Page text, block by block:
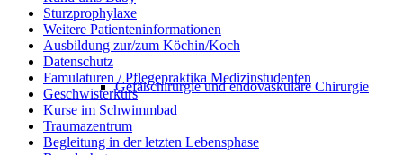
Gefäßchirurgie und endovaskuläre Chirurgie
Sturzprophylaxe
Weitere Patienteninformationen
Ausbildung zur/zum Köchin/Koch
Datenschutz
Famulaturen / Pflegepraktika Medizinstudenten
Geschwisterkurs
Kurse im Schwimmbad
Traumazentrum
Begleitung in der letzten Lebensphase